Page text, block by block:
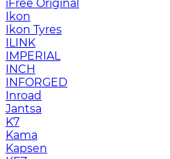
iFree Original
Ikon
Ikon Tyres
ILINK
IMPERIAL
INCH
INFORGED
Inroad
Jantsa
K7
Kama
Kapsen